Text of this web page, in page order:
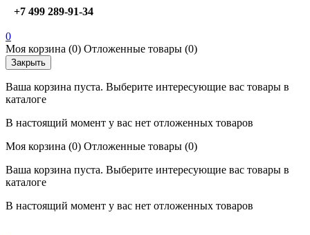
+7 499 289-91-34
0
Моя корзина (0) Отложенные товары (0)
Закрыть
Ваша корзина пуста. Выберите интересующие вас товары в
каталоге
В настоящий момент у вас нет отложенных товаров
Моя корзина (0) Отложенные товары (0)
Ваша корзина пуста. Выберите интересующие вас товары в
каталоге
В настоящий момент у вас нет отложенных товаров